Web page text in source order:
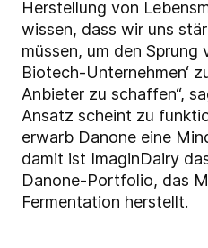
Herstellung von
wissen, dass wir uns
müssen, um den Sprung
Biotech-Unternehmen‘
Anbieter zu schaffen“,
Ansatz scheint zu
erwarb Danone eine
damit ist ImaginDairy
Danone-Portfolio, das
Fermentation herstellt.